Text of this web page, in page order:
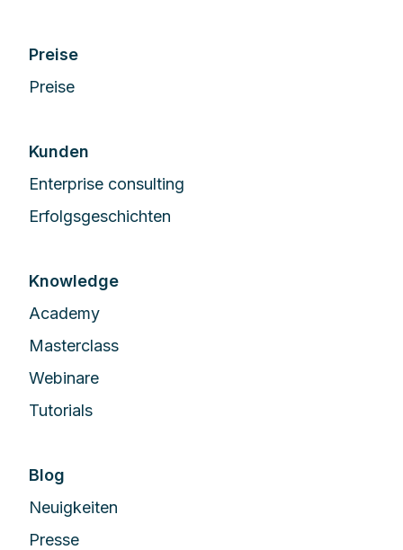
Preise
Preise
Kunden
Enterprise сonsulting
Erfolgsgeschichten
Knowledge
Academy
Masterclass
Webinare
Tutorials
Blog
Neuigkeiten
Presse